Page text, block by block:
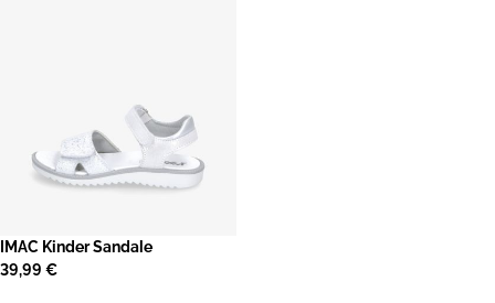
​IMAC Kinder Sandale
39,99 €